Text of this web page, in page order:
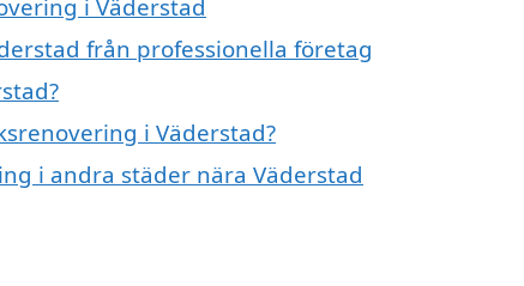
i Väderstad
från professionella företag
i Väderstad?
i andra städer nära Väderstad